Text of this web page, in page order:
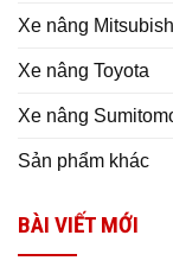
Xe nâng
Xe nâng Toyota
Xe nâng
Sản phẩm khác
BÀI VIẾT MỚI